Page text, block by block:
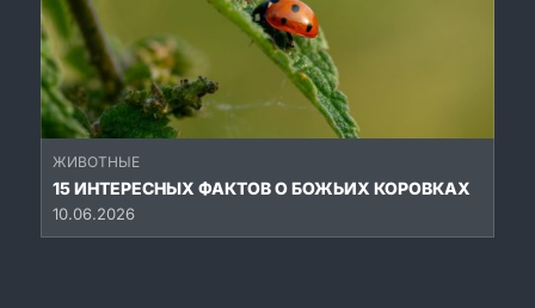
ЖИВОТНЫЕ
15 ИНТЕРЕСНЫХ ФАКТОВ О БОЖЬИХ КОРОВКАХ
10.06.2026